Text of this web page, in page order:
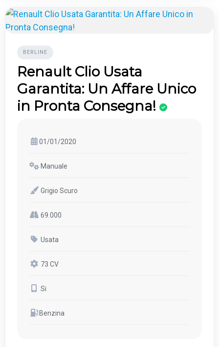
BERLINE
Renault Clio Usata
Garantita: Un Affare Unico
in Pronta Consegna!
01/01/2020
Manuale
Grigio Scuro
69.000
Usata
73 CV
Si
Benzina